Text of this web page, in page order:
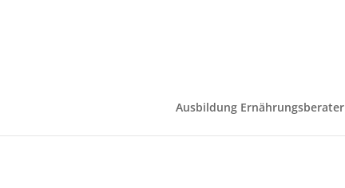
Ausbildung Ernährungsberater